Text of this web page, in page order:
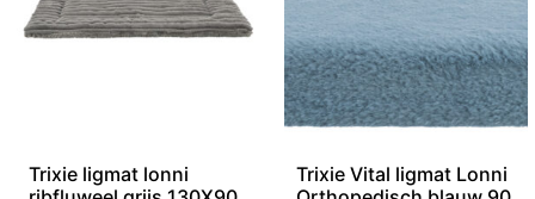
Trixie ligmat lonni
Trixie Vital ligmat Lonni